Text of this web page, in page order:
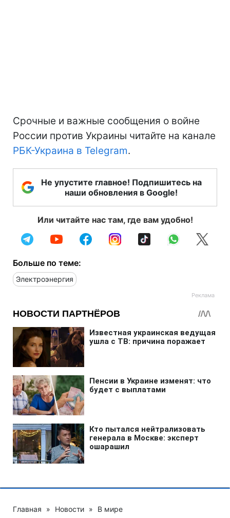
Срочные и важные сообщения о войне
России против Украины читайте на канале
РБК-Украина в Telegram.
Не упустите главное! Подпишитесь на
наши обновления в Google!
Или читайте нас там, где вам удобно!
Больше по теме:
Электроэнергия
Главная » Новости » В мире